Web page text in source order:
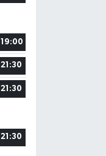
19:00
21:30
21:30
21:30